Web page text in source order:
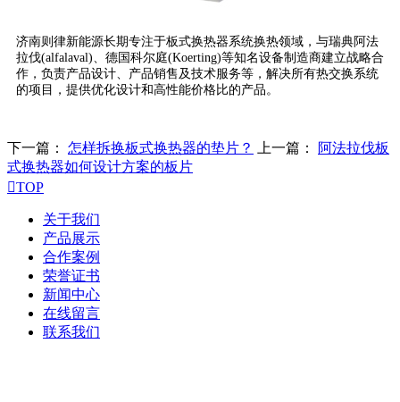
济南则律新能源长期专注于板式换热器系统换热领域，与瑞典阿法
拉伐(alfalaval)、德国科尔庭(Koerting)等知名设备制造商建立战略合
作，负责产品设计、产品销售及技术服务等，解决所有热交换系统
的项目，提供优化设计和高性能价格比的产品。
下一篇： 怎样拆换板式换热器的垫片？ 上一篇：
阿法拉伐板
式换热器如何设计方案的板片
TOP
关于我们
产品展示
合作案例
荣誉证书
新闻中心
在线留言
联系我们